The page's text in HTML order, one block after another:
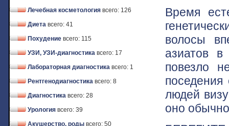
Лечебная косметология всего: 126
Диета всего: 41
Похудение всего: 115
УЗИ, УЗИ-диагностика всего: 17
Лабораторная диагностика всего: 1
Рентгенодиагностика всего: 8
Диагностика всего: 28
Урология всего: 39
Акушерство, роды всего: 50
Время
волосы
азиатов
повезло
поседения
людей
оно